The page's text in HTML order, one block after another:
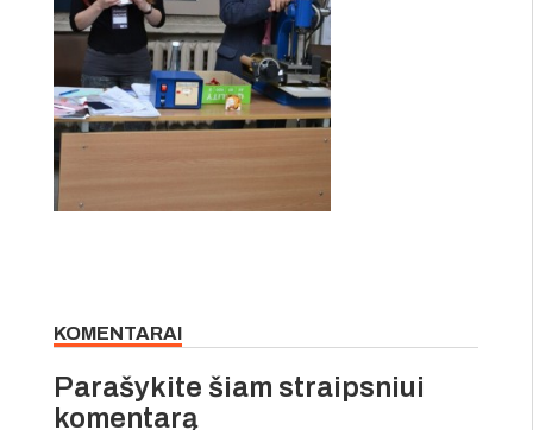
KOMENTARAI
Parašykite šiam straipsniui
komentarą